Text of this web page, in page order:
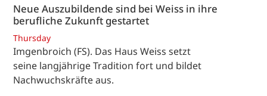
Neue Auszubildende sind bei Weiss in ihre
berufliche Zukunft gestartet
Thursday
Imgenbroich (FS). Das Haus Weiss setzt
seine langjährige Tradition fort und bildet
Nachwuchskräfte aus.